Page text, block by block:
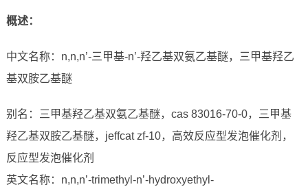
概述：
中文名称：n,n,n’-三甲基-n’-羟乙基双氨乙基醚，三甲基羟乙
基双胺乙基醚
别名：三甲基羟乙基双氨乙基醚，cas 83016-70-0，三甲基
羟乙基双胺乙基醚，jeffcat zf-10，高效反应型发泡催化剂，
反应型发泡催化剂
英文名称：n,n,n’-trimethyl-n’-hydroxyethyl-